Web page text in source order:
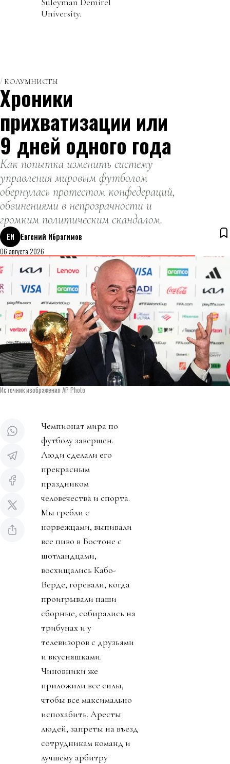
University.
КОЛУМНИСТЫ
Хроники
прихватизации или
9 дней одного года
Как попытка изменить систему
управления мировым футболом
обернулась протестом конфедераций,
обвинениями в непрозрачности и
громким политическим скандалом.
ЕИ
Евгений Ибрагимов
06 августа 2026
Источник изображения AP Photo
Чемпионат мира по
футболу завершен.
Люди сделали его
прекрасным
праздником
человечества и спорта.
Мы гребли с
норвежцами, выпивали
все пиво в Бостоне с
шотландцами,
восхищались Кабо-
Верде, горевали, когда
проигрывали наши
сборные, собирались на
трибунах и у
телевизоров с друзьями
и вкусняшками.
Чиновники же
приложили все силы,
чтобы все максимально
испохабить. Аресты
людей, запреты на въезд
сотрудникам команд и
лучшему арбитру